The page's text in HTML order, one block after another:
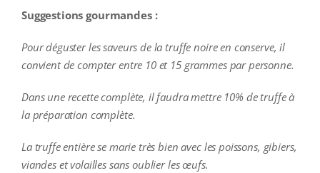
Suggestions gourmandes :
Pour déguster les saveurs de la truffe noire en conserve, il
convient de compter entre 10 et 15 grammes par personne.
Dans une recette complète, il faudra mettre 10% de truffe à
la préparation complète.
La truffe entière se marie très bien avec les poissons, gibiers,
viandes et volailles sans oublier les œufs.